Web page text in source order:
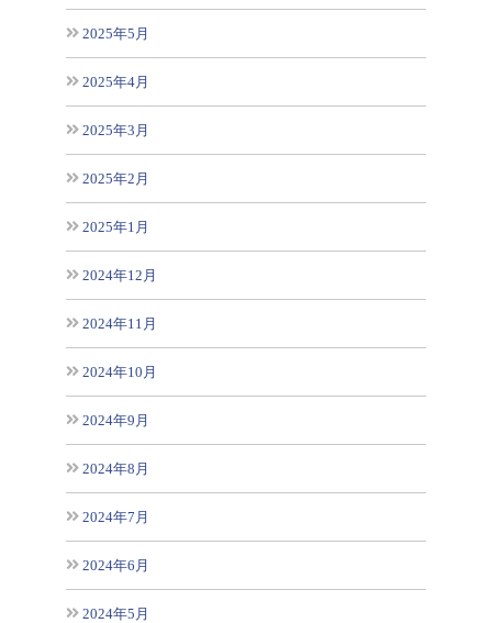
2025年5月
2025年4月
2025年3月
2025年2月
2025年1月
2024年12月
2024年11月
2024年10月
2024年9月
2024年8月
2024年7月
2024年6月
2024年5月